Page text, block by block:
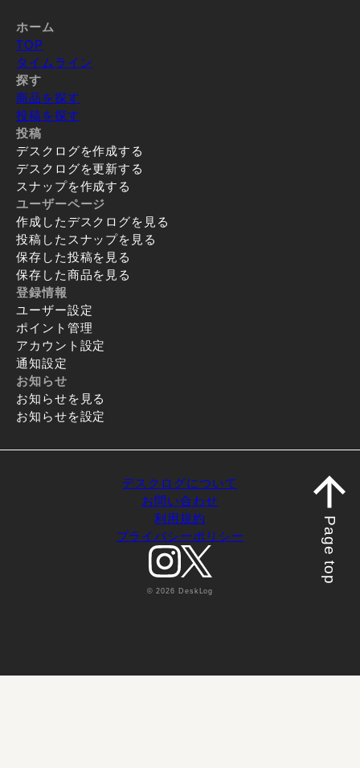
ホーム
TOP
タイムライン
探す
商品を探す
投稿を探す
投稿
デスクログを作成する
デスクログを更新する
スナップを作成する
ユーザーページ
作成したデスクログを見る
投稿したスナップを見る
保存した投稿を見る
保存した商品を見る
登録情報
ユーザー設定
ポイント管理
アカウント設定
通知設定
お知らせ
お知らせを見る
お知らせを設定
デスクログについて
お問い合わせ
利用規約
プライバシーポリシー
© 2026 DeskLog
Page top